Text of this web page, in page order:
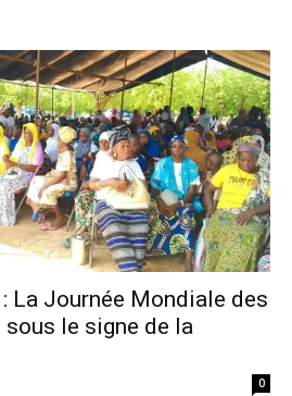
La Journée Mondiale des
le signe de la
0